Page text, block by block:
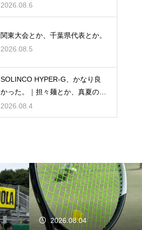
2026.08.6
関東大会とか、千葉県代表とか。
2026.08.5
SOLINCO HYPER-G、かなり良
かった。｜担々麺とか、真夏のテ
ニスとか。
2026.08.4
2026.08.03